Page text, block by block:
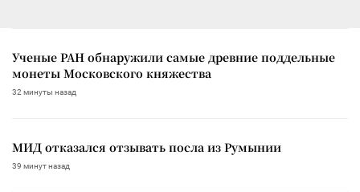
Ученые РАН обнаружили самые древние поддельные
монеты Московского княжества
32 минуты назад
МИД отказался отзывать посла из Румынии
39 минут назад